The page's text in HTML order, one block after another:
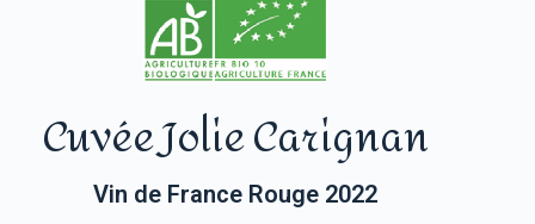
Cuvée Jolie Carignan
Vin de France Rouge 2022